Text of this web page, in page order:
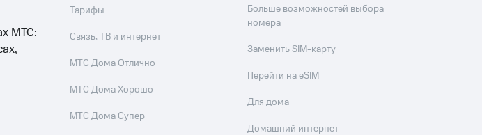
МТС:
Тарифы
Связь, ТВ и интернет
МТС Дома Отлично
МТС Дома Хорошо
МТС Дома Супер
Больше возможностей выбора
номера
Заменить SIM-карту
Перейти на eSIM
Для дома
Домашний интернет